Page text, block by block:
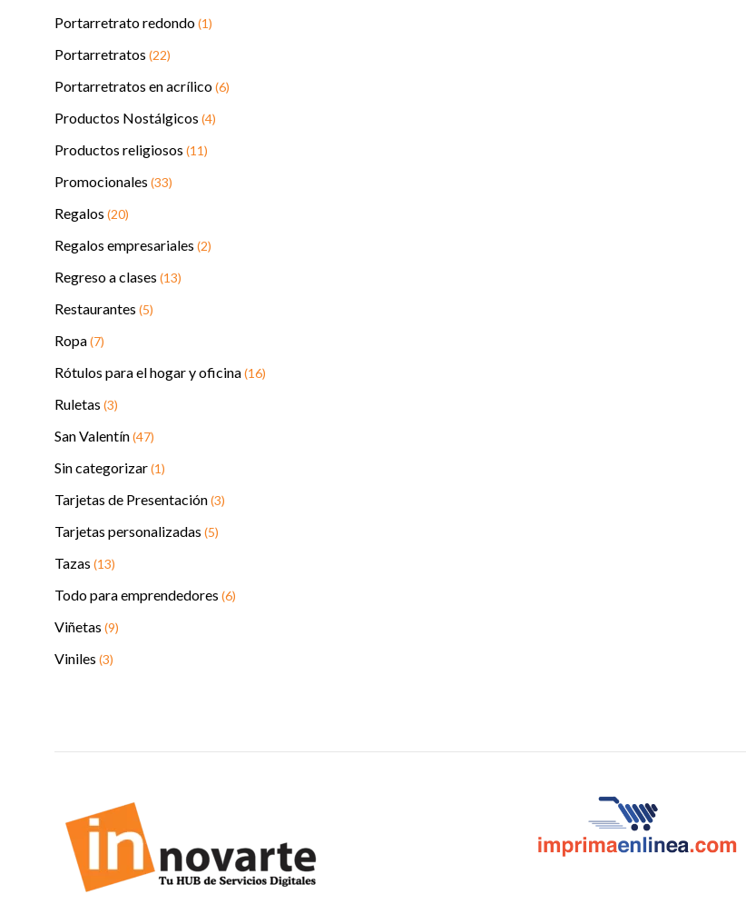
Portarretrato redondo(1)
Portarretratos (22)
Portarretratos en acrílico(6)
Productos Nostálgicos (4)
Productos religiosos (11)
Promocionales (33)
Regalos (20)
Regalos empresariales (2)
Regreso a clases (13)
Restaurantes (5)
Ropa(7)
Rótulos para el hogar y oficina(16)
Ruletas (3)
San Valentín(47)
Sin categorizar(1)
Tarjetas de Presentación(3)
Tarjetas personalizadas (5)
Tazas (13)
Todo para emprendedores (6)
Viñetas (9)
Viniles (3)